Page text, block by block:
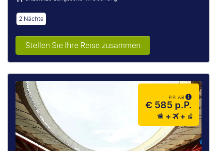
2 Nächte
Stellen Sie Ihre Reise zusammen
P.P. AB
€ 585 p.P.